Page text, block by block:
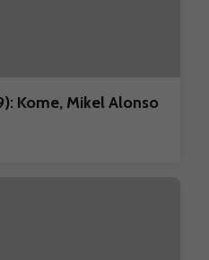
Kome, Mikel Alonso